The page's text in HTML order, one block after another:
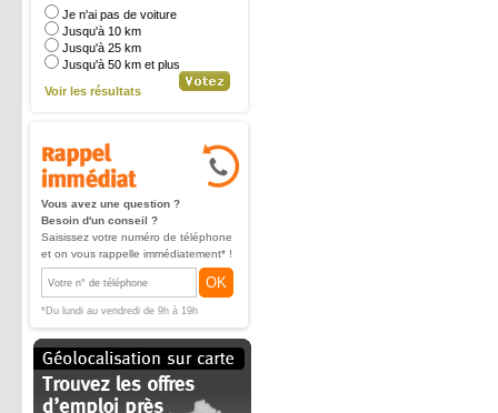
Je n'ai pas de voiture
Jusqu'à 10 km
Jusqu'à 25 km
Jusqu'à 50 km et plus
Voir les résultats
Vous avez une question ?
Besoin d'un conseil ?
Saisissez votre numéro de téléphone
et on vous rappelle immédiatement* !
OK
*Du lundi au vendredi de 9h à 19h